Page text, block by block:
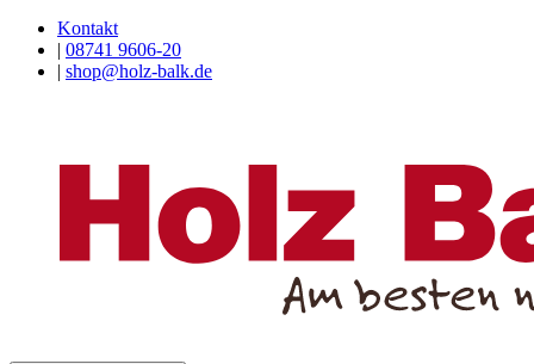
Kontakt
| 08741 9606-20
| shop@holz-balk.de